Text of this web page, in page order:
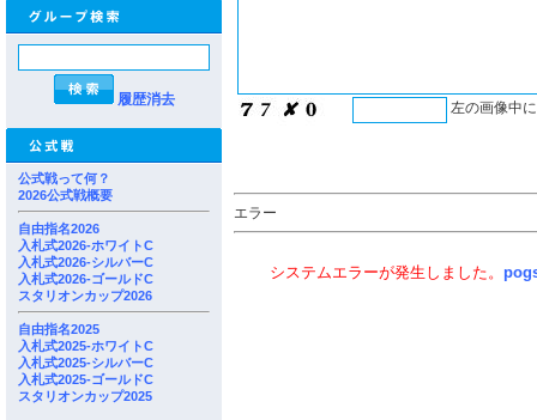
履歴消去
公式戦って何？
2026公式戦概要
自由指名2026
入札式2026-ホワイトC
入札式2026-シルバーC
入札式2026-ゴールドC
スタリオンカップ2026
自由指名2025
入札式2025-ホワイトC
入札式2025-シルバーC
入札式2025-ゴールドC
スタリオンカップ2025
左の画像中
エラー
システムエラーが発生しました。